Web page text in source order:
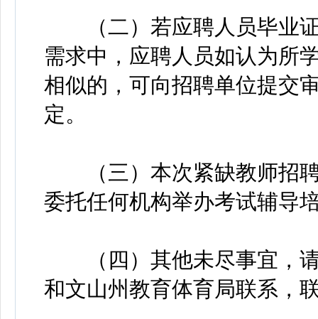
（二）若应聘人员毕业证
需求中，应聘人员如认为所
相似的，可向招聘单位提交
定。
（三）本次紧缺教师招聘
委托任何机构举办考试辅导
（四）其他未尽事宜，请
和文山州教育体育局联系，